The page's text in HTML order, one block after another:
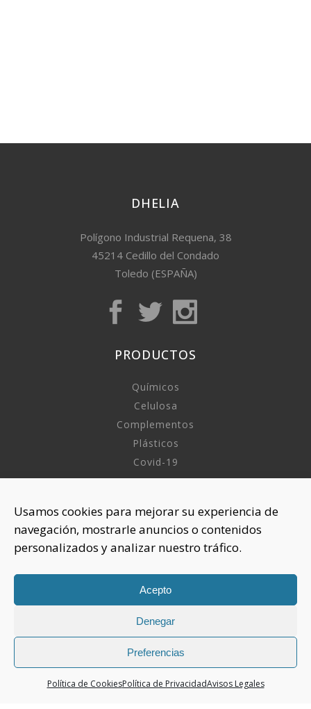
Usamos cookies para mejorar su experiencia de
navegación, mostrarle anuncios o contenidos
personalizados y analizar nuestro tráfico.
Acepto
Denegar
Preferencias
Política de CookiesPolítica de PrivacidadAvisos Legales
DHELIA
Polígono Industrial Requena, 38
45214 Cedillo del Condado
Toledo (ESPAÑA)
PRODUCTOS
Químicos
Celulosa
Complementos
Plásticos
Covid-19
Sobre nosotros
Aviso Legal
Política de Privacidad
Política Cookies
CONTACTAR
925 508 922
dhelia@dhelia.es